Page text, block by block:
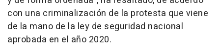
con una criminalización de la protesta que viene
de la mano de la ley de seguridad nacional
aprobada en el año 2020.